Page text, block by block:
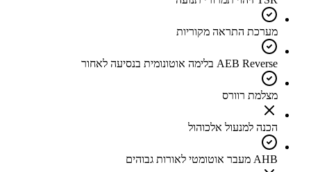
מערכת התראה מקוריות
AEB Reverse בלימה אוטונומית בנסיעה לאחור
מצלמת רוורס
הכנה למנעול אלכוהול
AHB מעבר אוטומטי לאורות גבוהים